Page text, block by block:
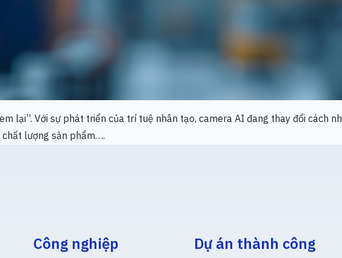
lại”. Với sự phát triển của trí tuệ nhân tạo, camera AI đang thay đổi cách
chất lượng sản phẩm….
Công nghiệp Dự án thành công